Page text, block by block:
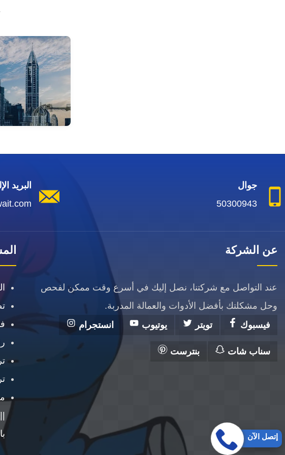
جوال
50300943
البريد
عن الشركة
عند التواصل مع شركتنا، نصل إليك في أسرع وقت ممكن لفحص
وحل مشكلتك بأفضل الأدوات والعمالة المدربة.
فيسبوك
تويتر يوتيوب انستجرام
سناب شات بنترست
إتصل الآن